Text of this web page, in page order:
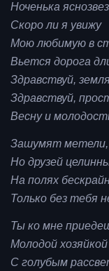
Ноченька
Скоро ли я увижу
Мою любимую в
Вьется дорога
Здравствуй,
Здравствуй,
Весну и
Зашумят
Но друзей
На полях
Только без тебя
Ты ко мне
Молодой
С голубым